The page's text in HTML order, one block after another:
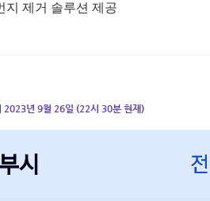
지 제거 솔루션 제공
2023년 9월 26일 (22시 30분 현재)